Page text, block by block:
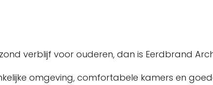
verblijf voor ouderen, dan is Eerdbrand
omgeving, comfortabele kamers en